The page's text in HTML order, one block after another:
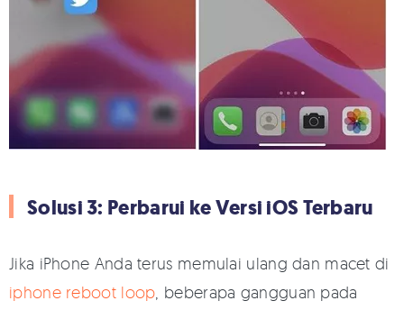
Solusi 3: Perbarui ke Versi iOS Terbaru
Jika iPhone Anda terus memulai ulang dan macet di
iphone reboot loop , beberapa gangguan pada